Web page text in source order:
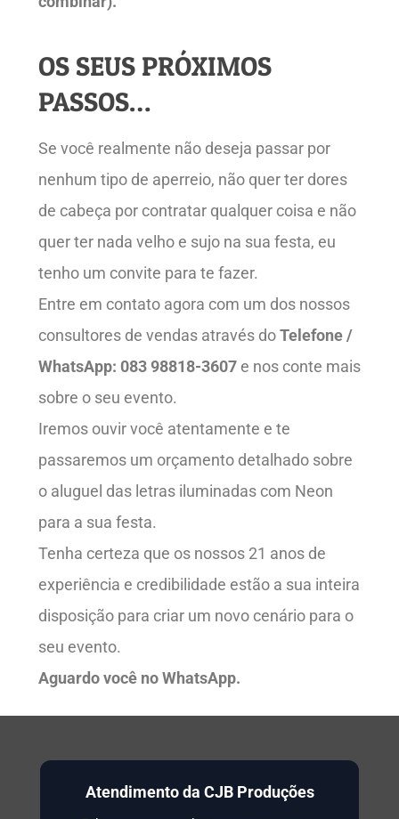
OS SEUS PRÓXIMOS
PASSOS…
Se você realmente não deseja passar por
nenhum tipo de aperreio, não quer ter dores
de cabeça por contratar qualquer coisa e não
quer ter nada velho e sujo na sua festa, eu
tenho um convite para te fazer.
Entre em contato agora com um dos nossos
consultores de vendas através doTelefone /
WhatsApp: 083 98818-3607 e nos conte mais
sobre o seu evento.
Iremos ouvir você atentamente e te
passaremos um orçamento detalhado sobre
o aluguel das letras iluminadas com Neon
para a sua festa.
Tenha certeza que os nossos 21 anos de
experiência e credibilidade estão a sua inteira
disposição para criar um novo cenário para o
seu evento.
Aguardo você no WhatsApp.
Atendimento da CJB Produções